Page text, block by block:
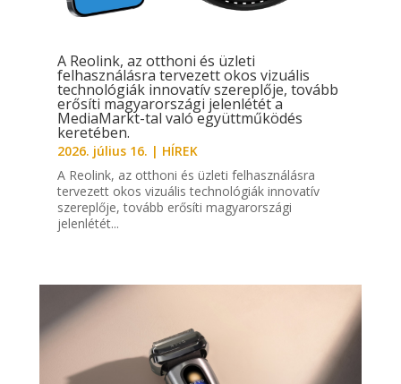
A Reolink, az otthoni és üzleti
felhasználásra tervezett okos vizuális
technológiák innovatív szereplője, tovább
erősíti magyarországi jelenlétét a
MediaMarkt-tal való együttműködés
keretében.
2026. július 16. | HÍREK
A Reolink, az otthoni és üzleti felhasználásra
tervezett okos vizuális technológiák innovatív
szereplője, tovább erősíti magyarországi
jelenlétét...